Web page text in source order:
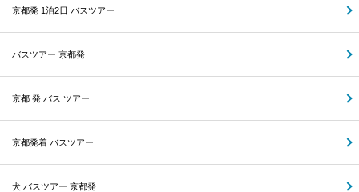
京都発 1泊2日 バスツアー
バスツアー 京都発
京都 発 バス ツアー
京都発着 バスツアー
犬 バスツアー 京都発